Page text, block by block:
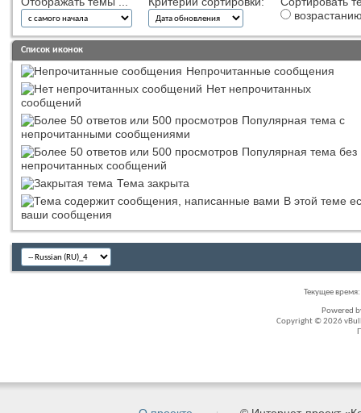
Список иконок
Непрочитанные сообщения
Нет непрочитанных
сообщений
Популярная тема с
непрочитанными сообщениями
Популярная тема без
непрочитанных сообщений
Тема закрыта
В этой теме
ваши сообщения
Текущее время:
Powered
Copyright © 2026